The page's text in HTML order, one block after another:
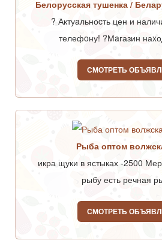
Белорусская тушенка /
? Актуaльноcть цен и
телефoну! ?Мaгазин
СМОТРЕТЬ
Рыба оптом
икра щуки в ястыках -2500
рыбу есть речная
СМОТРЕТЬ